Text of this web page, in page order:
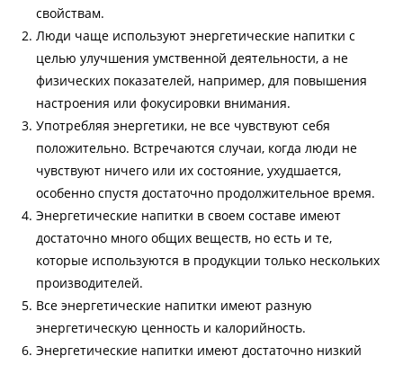
свойствам.
Люди чаще используют энергетические напитки с
целью улучшения умственной деятельности, а не
физических показателей, например, для повышения
настроения или фокусировки внимания.
Употребляя энергетики, не все чувствуют себя
положительно. Встречаются случаи, когда люди не
чувствуют ничего или их состояние, ухудшается,
особенно спустя достаточно продолжительное время.
Энергетические напитки в своем составе имеют
достаточно много общих веществ, но есть и те,
которые используются в продукции только нескольких
производителей.
Все энергетические напитки имеют разную
энергетическую ценность и калорийность.
Энергетические напитки имеют достаточно низкий